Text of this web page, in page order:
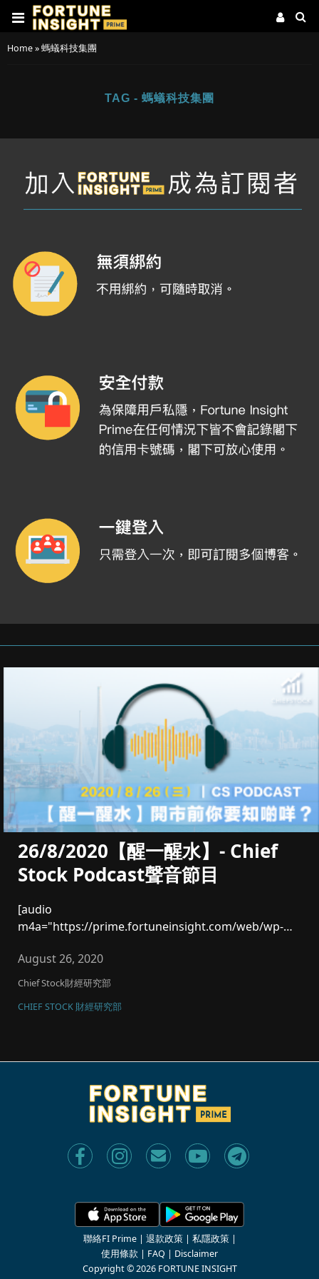
Home»螞蟻科技集團
TAG - 螞蟻科技集團
26/8/2020【醒一醒水】- Chief
Stock Podcast聲音節目
[audio
m4a="https://prime.fortuneinsight.com/web/wp-
August 26, 2020
Chief Stock財經研究部
CHIEF STOCK 財經研究部
聯絡FI Prime| 退款政策| 私隱政策|
使用條款 | FAQ | Disclaimer
Copyright © 2026 FORTUNE INSIGHT